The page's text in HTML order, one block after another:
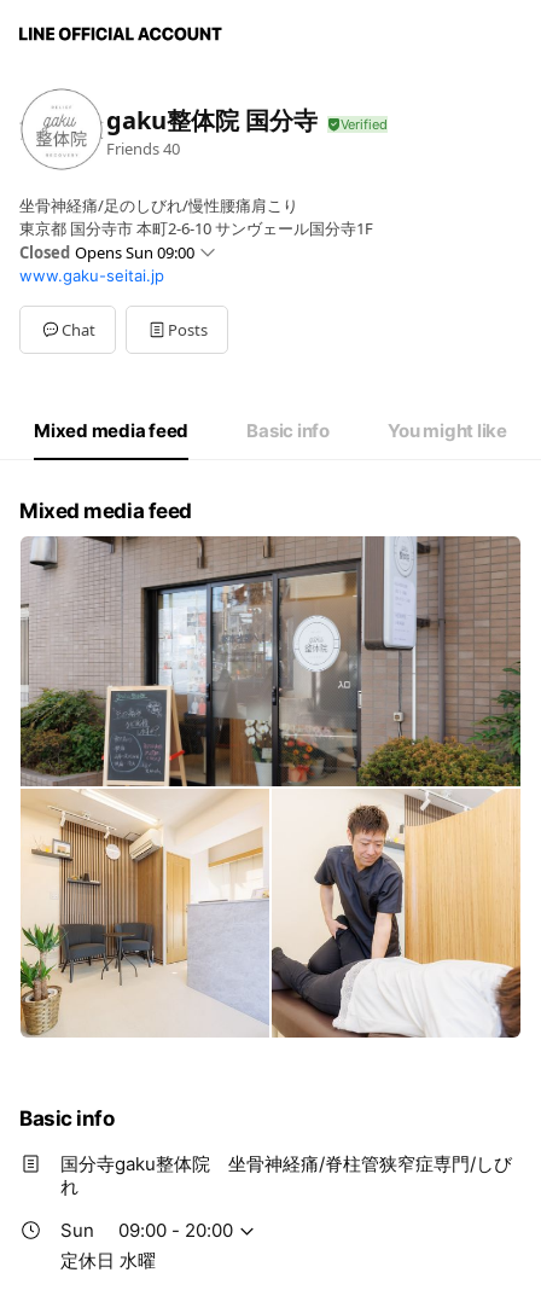
gaku整体院 国分寺
Friends40
坐骨神経痛/足のしびれ/慢性腰痛肩こり
東京都 国分寺市 本町2-6-10 サンヴェール国分寺1F
Closed Opens Sun 09:00
Sun09:00 - 20:00
Mon09:00 - 20:00
Tue09:00 - 20:00
WedClosed
09:00 - 17:00
定休日 水曜
www.gaku-seitai.jp
Chat Posts
Mixed media feed Basic info You might like
Mixed media feed
Basic info
国分寺gaku整体院 坐骨神経痛/脊柱管狭窄症専門/しび
れ
Sun
09:00 - 20:00
定休日 水曜